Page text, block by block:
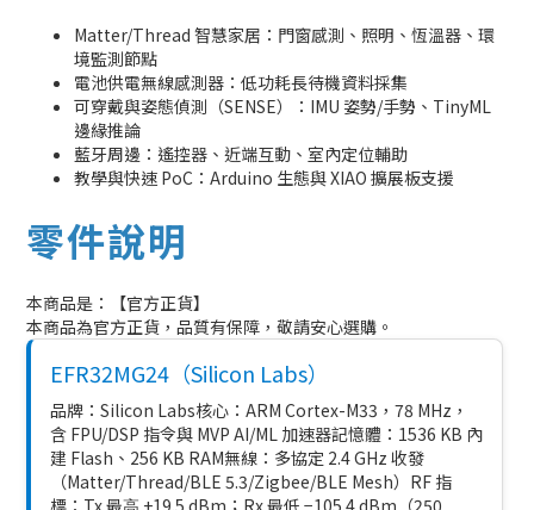
Matter/Thread 智慧家居：門窗感測、照明、恆溫器、環
境監測節點
電池供電無線感測器：低功耗長待機資料採集
可穿戴與姿態偵測（SENSE）：IMU 姿勢/手勢、TinyML
邊緣推論
藍牙周邊：遙控器、近端互動、室內定位輔助
教學與快速 PoC：Arduino 生態與 XIAO 擴展板支援
零件說明
本商品是：【官方正貨】
本商品為官方正貨，品質有保障，敬請安心選購。
EFR32MG24（Silicon Labs）
品牌：Silicon Labs核心：ARM Cortex-M33，78 MHz，
含 FPU/DSP 指令與 MVP AI/ML 加速器記憶體：1536 KB 內
建 Flash、256 KB RAM無線：多協定 2.4 GHz 收發
（Matter/Thread/BLE 5.3/Zigbee/BLE Mesh）RF 指
標：Tx 最⾼ +19.5 dBm；Rx 最低 −105.4 dBm（250